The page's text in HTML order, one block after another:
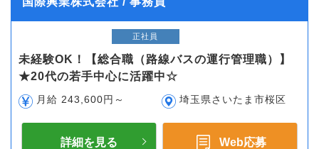
正社員
未経験OK！【総合職（路線バスの運行管理職）】
★20代の若手中心に活躍中☆
月給 243,600円～ 埼玉県さいたま市桜区
詳細を見る Web応募